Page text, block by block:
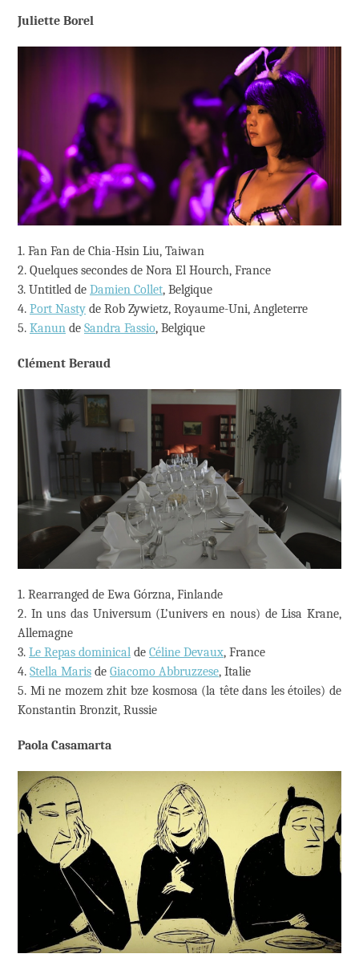
Juliette Borel
1. Fan Fan de Chia-Hsin Liu, Taiwan
2. Quelques secondes de Nora El Hourch, France
3. Untitled de Damien Collet, Belgique
4. Port Nasty de Rob Zywietz, Royaume-Uni, Angleterre
5. Kanun de Sandra Fassio, Belgique
Clément Beraud
1. Rearranged de Ewa Górzna, Finlande
2. In uns das Universum (L’univers en nous) de Lisa Krane,
Allemagne
3. Le Repas dominical de Céline Devaux, France
4. Stella Maris de Giacomo Abbruzzese, Italie
5. Mi ne mozem zhit bze kosmosa (la tête dans les étoiles) de
Konstantin Bronzit, Russie
Paola Casamarta